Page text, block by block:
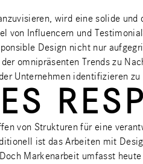
wird eine solide
von Influencern und
Design nicht nur
omnipräsenten Trends zu
Unternehmen identifizieren
von Strukturen für eine
ist das Arbeiten mit
Markenarbeit umfasst